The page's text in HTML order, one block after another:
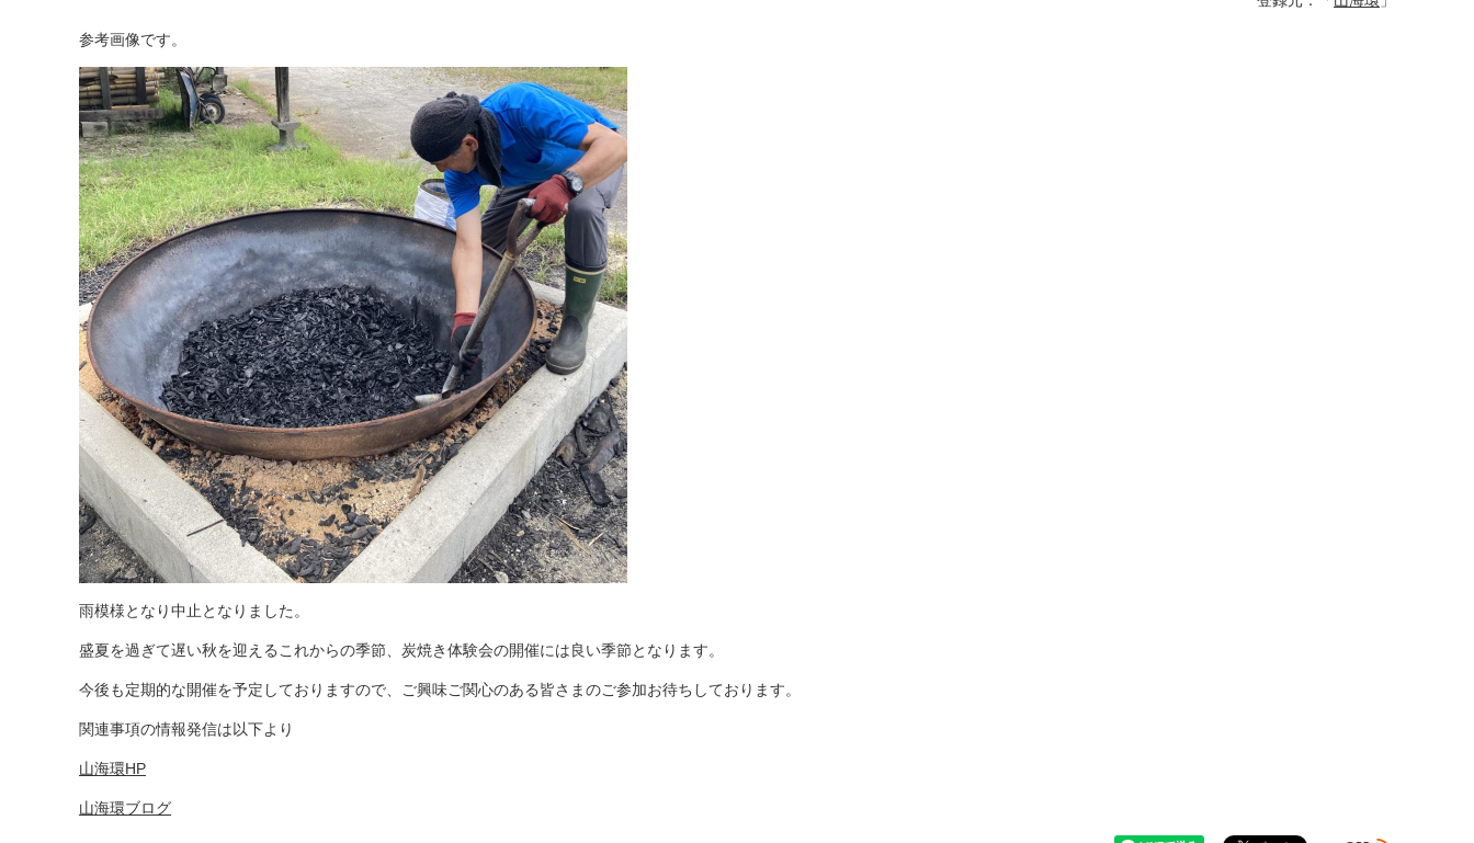
参考画像です。
雨模様となり中止となりました。
盛夏を過ぎて遅い秋を迎えるこれからの季節、炭焼き体験会の開催には良い季節となります。
今後も定期的な開催を予定しておりますので、ご興味ご関心のある皆さまのご参加お待ちしております。
関連事項の情報発信は以下より
山海環HP
山海環ブログ